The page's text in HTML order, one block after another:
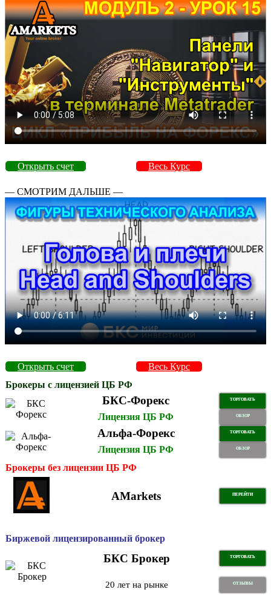
Открыть счет Весь Курс
— СМОТРИМ ДАЛЬШЕ —
Открыть счет
Весь Курс
Брокеры с лицензией ЦБ РФ
БКС-Форекс ТОРГОВАТЬ
Лицензия ЦБ РФ ОБЗОР
Альфа-Форекс ТОРГОВАТЬ
Лицензия ЦБ РФ ОБЗОР
Брокеры без лицензии ЦБ РФ
AMarkets ПЕРЕЙТИ
Биржевой лицензированный брокер
БКС Брокер ТОРГОВАТЬ
20 лет на рынке ОТЗЫВЫ